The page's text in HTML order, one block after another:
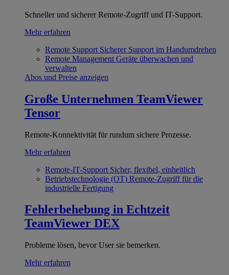
Schneller und sicherer Remote-Zugriff und IT-Support.
Mehr erfahren
Remote Support Sicherer Support im Handumdrehen
Remote Management Geräte überwachen und
verwalten
Abos und Preise anzeigen
Große Unternehmen TeamViewer
Tensor
Remote-Konnektivität für rundum sichere Prozesse.
Mehr erfahren
Remote-IT-Support Sicher, flexibel, einheitlich
Betriebstechnologie (OT) Remote-Zugriff für die
industrielle Fertigung
Fehlerbehebung in Echtzeit
TeamViewer DEX
Probleme lösen, bevor User sie bemerken.
Mehr erfahren